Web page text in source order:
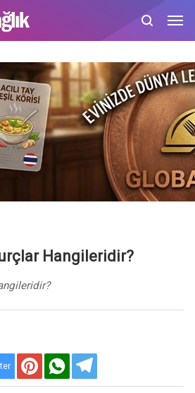
Hangileridir?